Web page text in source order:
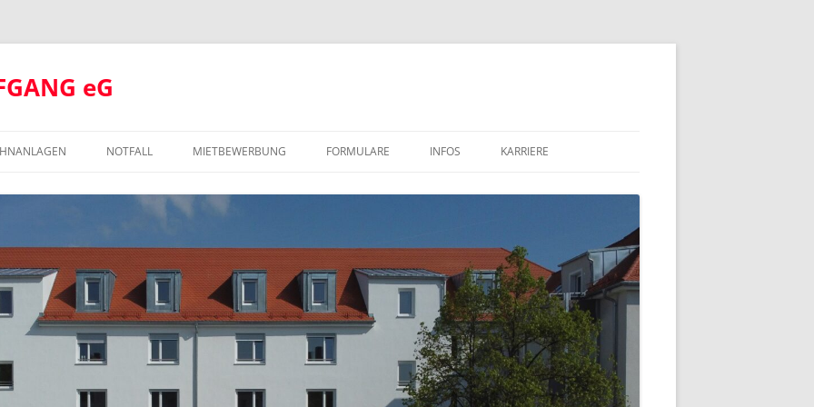
eG
THERESIEN-AREAL
NEUPRÜLL
NOTFALL MIETBEWERBUNG FORMULARE INFOS
RUNDSCHREIBEN
ARCHIV
KARRIERE